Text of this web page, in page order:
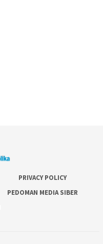
PRIVACY POLICY
PEDOMAN MEDIA SIBER